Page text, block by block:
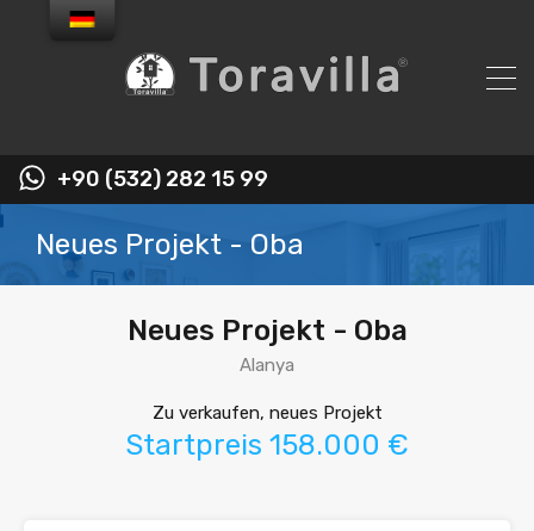
+90 (532) 282 15 99
Neues Projekt - Oba
Neues Projekt - Oba
Alanya
Zu verkaufen, neues Projekt
Startpreis 158.000 €